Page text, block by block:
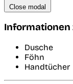
Close modal
Informationen
Dusche
Föhn
Handtücher